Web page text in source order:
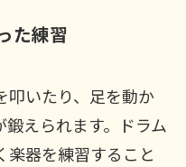
た練習
叩いたり、足を動か
えられます。ドラム
楽器を練習すること